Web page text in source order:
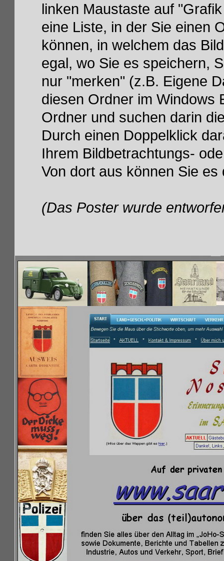
linken Maustaste auf
eine Liste, in der Sie einen
können, in welchem das
egal, wo Sie es speichern,
nur "merken" (z.B. Eigene
diesen Ordner im Windows
Ordner und suchen darin
Durch einen Doppelklick
Ihrem Bildbetrachtungs-
Von dort aus können Sie
(Das Poster wurde